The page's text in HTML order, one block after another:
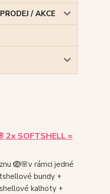
/ AKCE
2x SOFTSHELL =
🪺🌸v rámci jedné
bundy +
kalhoty +